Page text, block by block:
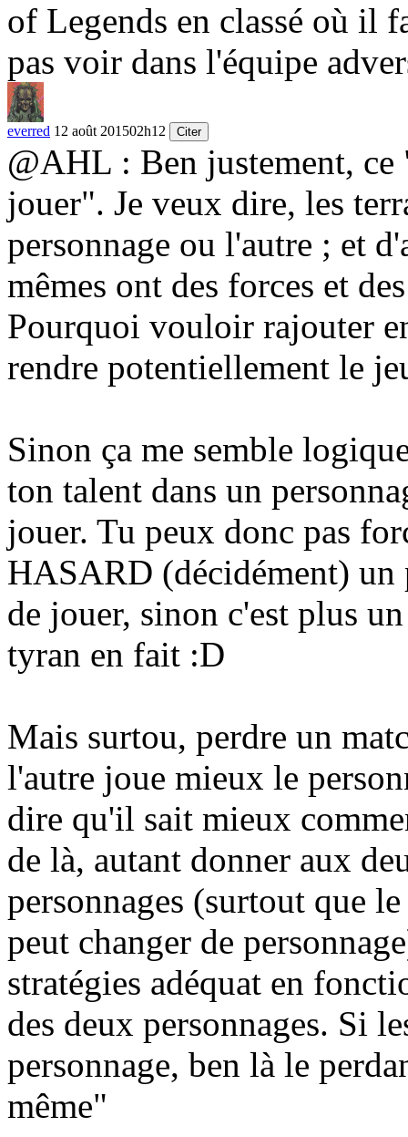
of Legends en classé où il
pas voir dans l'équipe
everred 12 août 201502h12 Citer
@AHL : Ben justement, ce
jouer". Je veux dire, les
personnage ou l'autre ; et
mêmes ont des forces et
Pourquoi vouloir rajouter
rendre potentiellement le
Sinon ça me semble
ton talent dans un
jouer. Tu peux donc pas
HASARD (décidément) un
de jouer, sinon c'est plus
tyran en fait :D
Mais surtou, perdre un
l'autre joue mieux le
dire qu'il sait mieux
de là, autant donner aux
personnages (surtout que
peut changer de
stratégies adéquat en
des deux personnages. Si
personnage, ben là le
même"